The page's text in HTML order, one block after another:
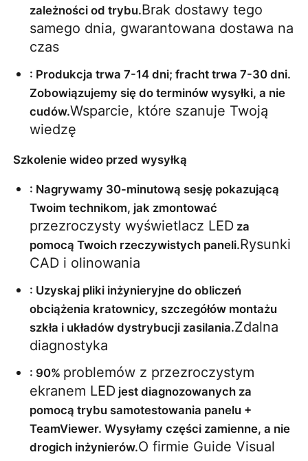
zależności od trybu.Brak dostawy tego
samego dnia, gwarantowana dostawa na
czas
: Produkcja trwa 7-14 dni; fracht trwa 7-30 dni.
Zobowiązujemy się do terminów wysyłki, a nie
cudów.Wsparcie, które szanuje Twoją
wiedzę
Szkolenie wideo przed wysyłką
: Nagrywamy 30-minutową sesję pokazującą
przezroczysty wyświetlacz LED za
pomocą Twoich rzeczywistych paneli.Rysunki
CAD i olinowania
: Uzyskaj pliki inżynieryjne do obliczeń
obciążenia kratownicy, szczegółów montażu
szkła i układów dystrybucji zasilania.Zdalna
diagnostyka
: 90% problemów z przezroczystym
ekranem LED jest diagnozowanych za
pomocą trybu samotestowania panelu +
TeamViewer. Wysyłamy części zamienne, a nie
drogich inżynierów.O firmie Guide Visual